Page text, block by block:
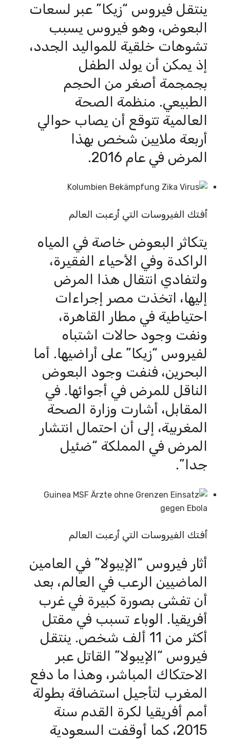
ينتقل فيروس “زيكا” عبر لسعات
البعوض، وهو فيروس يسبب
تشوهات خلقية للمواليد الجدد،
إذ يمكن أن يولد الطفل
بجمجمة أصغر من الحجم
الطبيعي. منظمة الصحة
العالمية تتوقع أن يصاب حوالي
أربعة ملايين شخص بهذا
المرض في عام 2016.
أفتك الفيروسات التي أرعبت العالم
يتكاثر البعوض خاصة في المياه
الراكدة وفي الأحياء الفقيرة،
ولتفادي انتقال هذا المرض
إليها، اتخذت مصر إجراءات
احتياطية في مطار القاهرة،
ونفت وجود حالات اشتباه
لفيروس “زيكا” على أراضيها. أما
البحرين، فنفت وجود البعوض
الناقل للمرض في أجوائها. في
المقابل، أشارت وزارة الصحة
المغربية، إلى أن احتمال انتشار
المرض في المملكة “ضئيل
جدا”.
أفتك الفيروسات التي أرعبت العالم
أثار فيروس “الإيبولا” في العامين
الماضيين الرعب في العالم، بعد
أن تفشى بصورة كبيرة في غرب
أفريقيا. الوباء تسبب في مقتل
أكثر من 11 ألف شخص. ينتقل
فيروس “الإيبولا” القاتل عبر
الاحتكاك المباشر، وهذا ما دفع
المغرب لتأجيل استضافة بطولة
أمم أفريقيا لكرة القدم سنة
2015، كما أوقفت السعودية